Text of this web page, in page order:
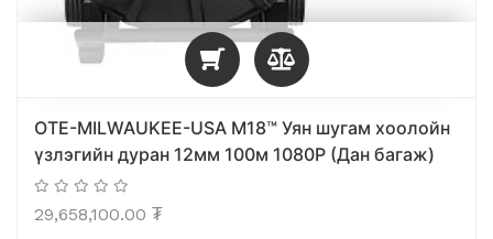
OTE-MILWAUKEE-USA M18™ Уян шугам хоолойн
үзлэгийн дуран 12мм 100м 1080P (Дан багаж)
29,658,100.00 ₮